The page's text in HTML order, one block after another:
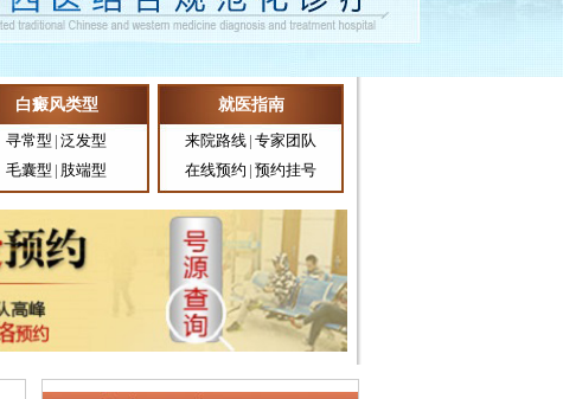
白癜风类型
寻常型 | 泛发型
毛囊型 | 肢端型
就医指南
来院路线 | 专家团队
在线预约 | 预约挂号